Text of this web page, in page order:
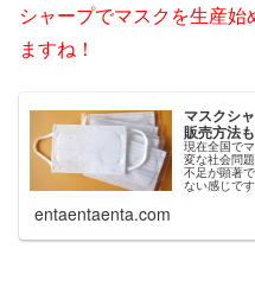
シャープでマスクを生産
ますね！
マスクシ
販売方法
現在全国で
変な社会問
不足が顕著
ない感じで
entaentaenta.com